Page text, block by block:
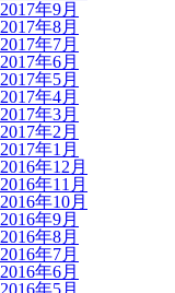
2017年9月
2017年8月
2017年7月
2017年6月
2017年5月
2017年4月
2017年3月
2017年2月
2017年1月
2016年12月
2016年11月
2016年10月
2016年9月
2016年8月
2016年7月
2016年6月